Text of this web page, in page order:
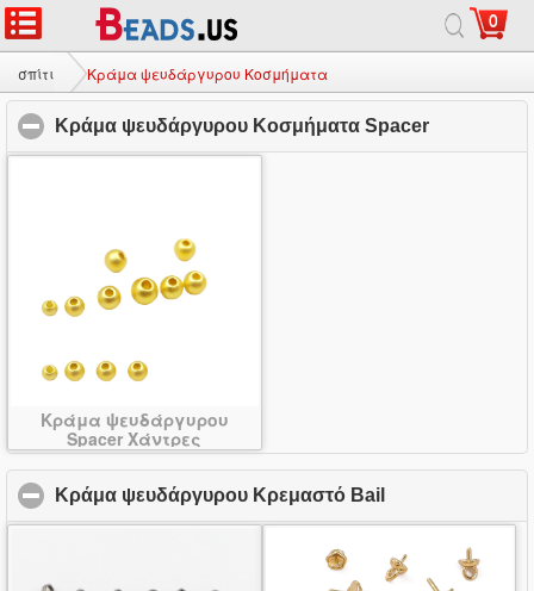
0
σπίτι Κράμα ψευδάργυρου Κοσμήματα
Κράμα ψευδάργυρου Κοσμήματα Spacer
Κράμα ψευδάργυρου
Spacer Χάντρες
Κράμα ψευδάργυρου Κρεμαστό Bail
σπίτι σχετικά με |Επικοινωνήστε μαζί μας Πλήρης ιστοσελίδας
© 2026 Γαλαξίας Κόσμημα Ltd. Όλα τα δικαιώματα διατηρούνται.